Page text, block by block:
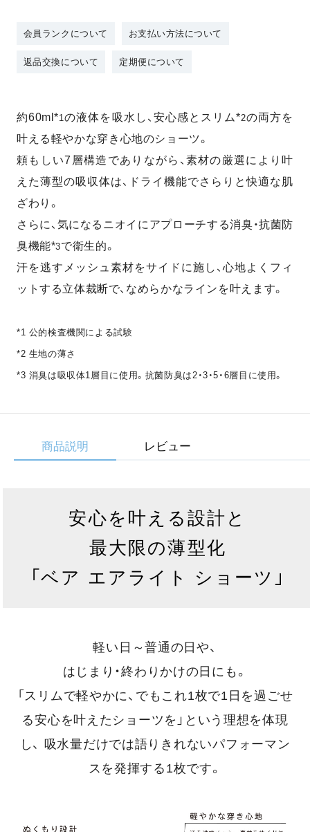
会員ランクについて お支払い方法について
返品交換について 定期便について
約60ml*1 の液体を吸水し、安心感とスリム*2の両方を
叶える軽やかな穿き心地のショーツ。
頼もしい7層構造でありながら、素材の厳選により叶
えた薄型の吸収体は、ドライ機能でさらりと快適な肌
ざわり。
さらに、気になるニオイにアプローチする消臭・抗菌防
臭機能*3で衛生的。
汗を逃すメッシュ素材をサイドに施し、心地よくフィ
ットする立体裁断で、なめらかなラインを叶えます。
*1 公的検査機関による試験
*2 生地の薄さ
*3 消臭は吸収体1層目に使用。抗菌防臭は2・3・5・6層目に使用。
商品説明 レビュー
安心を叶える設計と
最大限の薄型化
「ベア エアライト ショーツ」
軽い日～普通の日や、
はじまり・終わりかけの日にも。
「スリムで軽やかに、でもこれ1枚で1日を過ごせ
る安心を叶えたショーツを」という理想を体現
し、 吸水量だけでは語りきれないパフォーマン
スを発揮する1枚です。